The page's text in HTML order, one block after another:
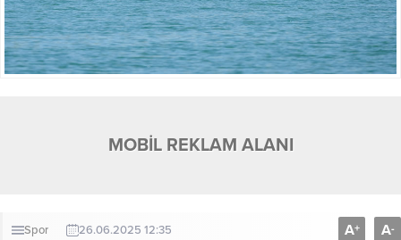
MOBİL REKLAM ALANI
Spor 26.06.2025 12:35 A+ A-